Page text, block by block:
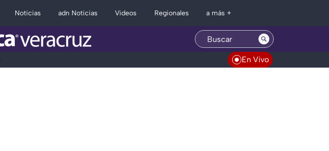
Noticias adn Noticias Videos Regionales a más +
En Vivo